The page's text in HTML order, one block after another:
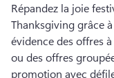
Répandez la joie
Thanksgiving grâce
évidence des offres
ou des offres
promotion avec